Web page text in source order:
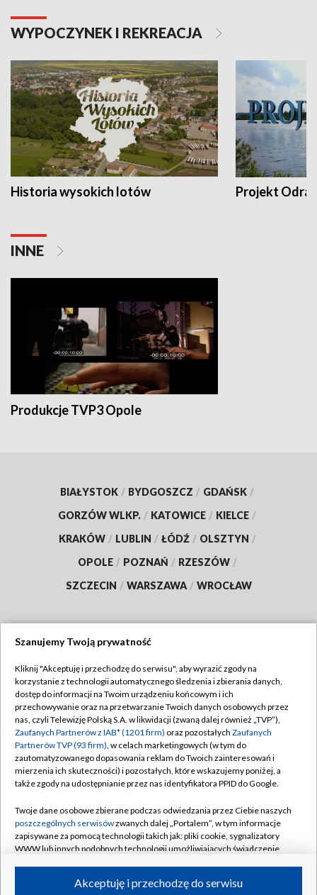
WYPOCZYNEK I REKREACJA
Historia wysokich lotów Projekt Odra
INNE
Produkcje TVP3 Opole
BIAŁYSTOK / BYDGOSZCZ / GDAŃSK /
GORZÓW WLKP. / KATOWICE / KIELCE /
KRAKÓW / LUBLIN / ŁÓDŹ / OLSZTYN /
OPOLE / POZNAŃ / RZESZÓW /
SZCZECIN / WARSZAWA / WROCŁAW
TVP
Abonament TVP
Emisja w TVP
Centrum informacji TVP
Naziemna Telewizja Cyfrowa
Rada Programowa
System NOS
Informacje o nadawcy
Program dla prasy
Regulamin TVP
Polityka prywatności
Moje zgody
Pomoc
Kontakt
Kanały
Szanujemy Twoją prywatność
Kliknij "Akceptuję i przechodzę do serwisu", aby wyrazić zgody na
korzystanie z technologii automatycznego śledzenia i zbierania danych,
dostęp do informacji na Twoim urządzeniu końcowym i ich
przechowywanie oraz na przetwarzanie Twoich danych osobowych przez
nas, czyli Telewizję Polską S.A. w likwidacji (zwaną dalej również „TVP”),
Zaufanych Partnerów z IAB* (1201 firm) oraz pozostałych Zaufanych
Partnerów TVP (93 firm), w celach marketingowych (w tym do
zautomatyzowanego dopasowania reklam do Twoich zainteresowań i
mierzenia ich skuteczności) i pozostałych, które wskazujemy poniżej, a
także zgody na udostępnianie przez nas identyfikatora PPID do Google.
Twoje dane osobowe zbierane podczas odwiedzania przez Ciebie naszych
poszczególnych serwisówzwanych dalej „Portalem”, w tym informacje
zapisywane za pomocą technologii takich jak: pliki cookie, sygnalizatory
WWW lub innych podobnych technologii umożliwiających świadczenie
ruchu w Internecie.Akceptuję i przechodzę do serwisu